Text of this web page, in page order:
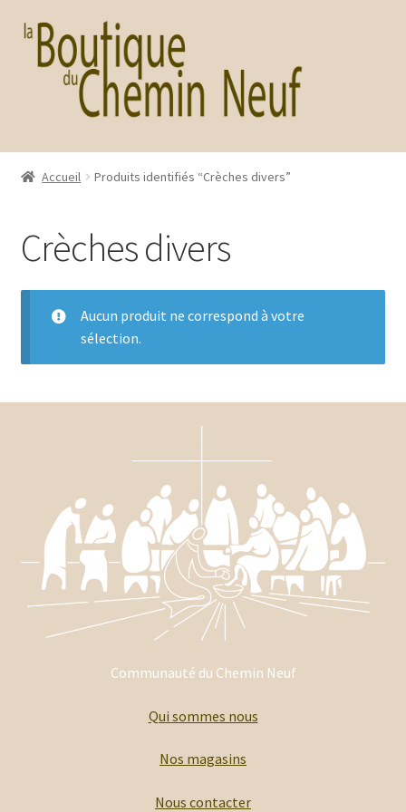
Aller
navigation
Aller
contenu
Accueil Produits identifiés “Crèches divers”
Crèches divers
Aucun produit ne correspond à votre
sélection.
Communauté du Chemin Neuf
Qui sommes nous
Nos magasins
Nous contacter